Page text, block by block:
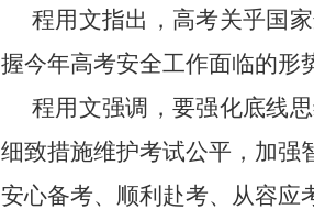
程用文指出，高考关乎国
握今年高考安全工作面临的形
程用文强调，要强化底线
细致措施维护考试公平，加强
安心备考、顺利赴考、从容应